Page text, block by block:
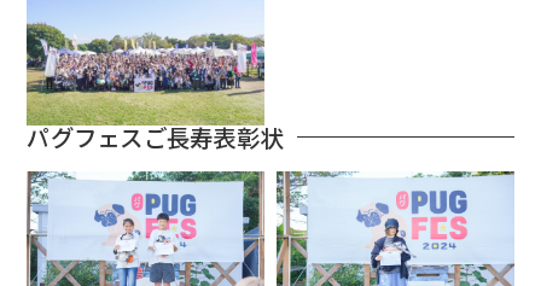
パグフェスご長寿表彰状